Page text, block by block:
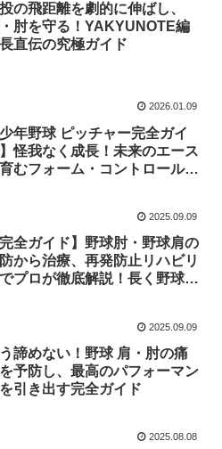
の飛距離を劇的に伸ばし、
肘を守る！YAKYUNOTE編
直伝の究極ガイド
2026.01.09
少年野球 ピッチャー完全ガイ
】怪我なく成長！未来のエース
むフォーム・コントロール・
2025.09.09
完全ガイド】野球肘・野球肩の
から治療、再発防止リハビリ
プロが徹底解説！長く野球を
2025.09.09
諦めない！野球 肩・肘の痛
予防し、最高のパフォーマン
引き出す完全ガイド
2025.08.08